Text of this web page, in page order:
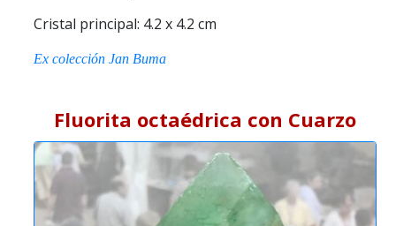
Cristal principal: 4.2 x 4.2 cm
Ex colección Jan Buma
Fluorita octaédrica con Cuarzo